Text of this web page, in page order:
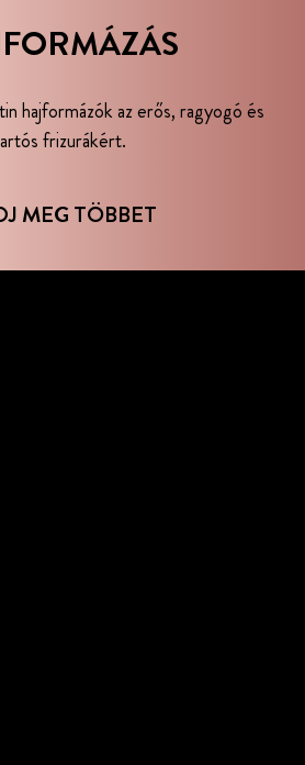
hajformázók az erős, ragyogó és
frizurákért.
MEG TÖBBET